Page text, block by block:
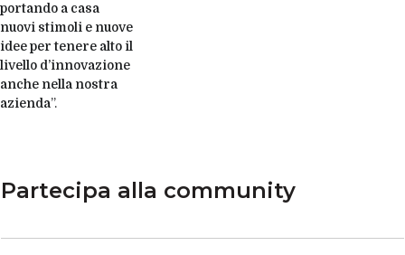
portando a casa
nuovi stimoli e nuove
idee per tenere alto il
livello d’innovazione
anche nella nostra
azienda”.
Partecipa alla community